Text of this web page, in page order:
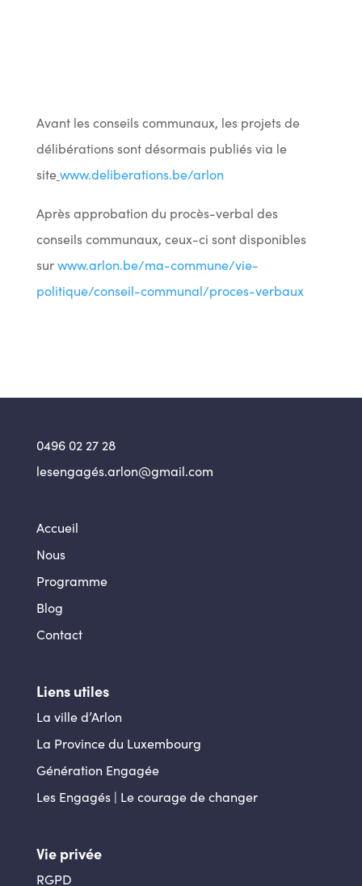
Avant les conseils communaux, les projets de
délibérations sont désormais publiés via le
site www.deliberations.be/arlon
Après approbation du procès-verbal des
conseils communaux, ceux-ci sont disponibles
surwww.arlon.be/ma-commune/vie-
politique/conseil-communal/proces-verbaux
0496 02 27 28
lesengagés.arlon@gmail.com
Accueil
Nous
Programme
Blog
Contact
Liens utiles
La ville d’Arlon
La Province du Luxembourg
Génération Engagée
Les Engagés | Le courage de changer
Vie privée
RGPD